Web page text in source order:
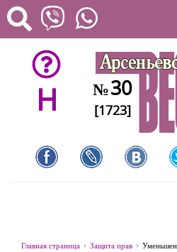
H №30
[1723]
Главная страница Защита прав